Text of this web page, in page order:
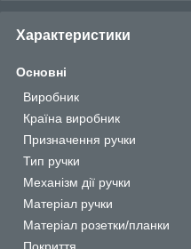
Характеристики
Основні
Виробник
Країна виробник
Призначення ручки
Тип ручки
Механізм дії ручки
Матеріал ручки
Матеріал розетки/планки
Покриття